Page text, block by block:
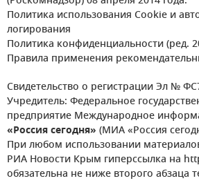
Политика использования Cookie и
логирования
Политика конфиденциальности (ред.
Правила применения
Свидетельство о регистрации Эл №
Учредитель: Федеральное
предприятие Международное
«Россия сегодня» (МИА «Россия
При любом использовании
РИА Новости Крым гиперссылка на
обязательна не ниже второго абзаца